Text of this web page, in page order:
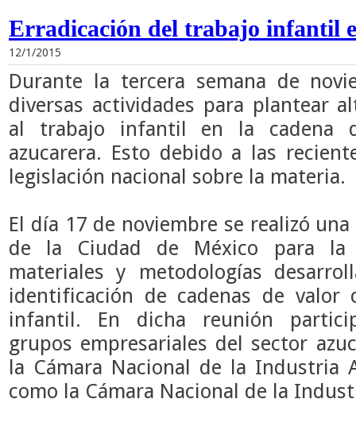
Erradicación del trabajo infantil
12/1/2015
Durante la tercera semana de
diversas actividades para plantear
al trabajo infantil en la cadena
azucarera. Esto debido a las
legislación nacional sobre la materia.
El día 17 de noviembre se realizó
de la Ciudad de México para la
materiales y metodologías
identificación de cadenas de valor
infantil. En dicha reunión
grupos empresariales del sector
la Cámara Nacional de la Industria
como la Cámara Nacional de la